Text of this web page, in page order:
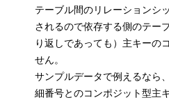
テーブル間のリレーションシ
されるので依存する側のテー
り返しであっても）主キーの
せん。
サンプルデータで例えるなら
細番号とのコンポジット型主